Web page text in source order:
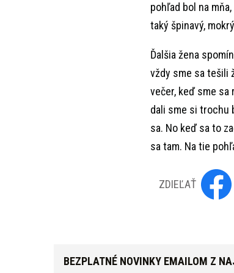
pohľad bol na
taký špinavý,
Ďalšia žena
vždy sme sa tešili
večer, keď sme sa
dali sme si trochu
sa. No keď sa to
sa tam. Na tie
ZDIEĽAŤ
BEZPLATNÉ NOVINKY EMAILOM Z